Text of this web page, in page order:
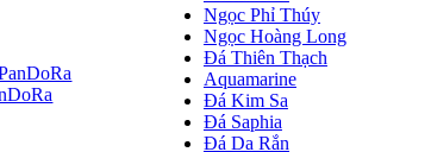
Ngọc Phỉ Thúy
Ngọc Hoàng Long
Đá Thiên Thạch
Aquamarine
Đá Kim Sa
Đá Saphia
Đá Da Rắn